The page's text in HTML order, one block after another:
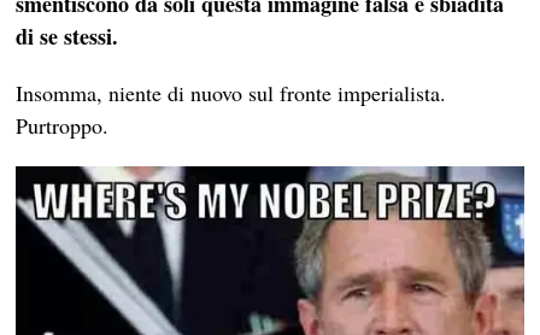
di se stessi.
Insomma, niente di nuovo sul fronte imperialista.
Purtroppo.